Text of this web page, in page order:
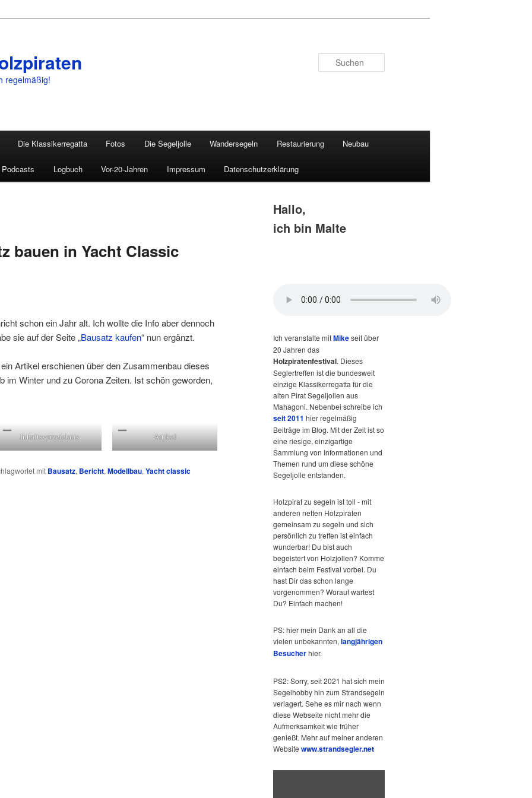
regelmäßig!
Die Klassikerregatta Fotos Die Segeljolle Wandersegeln Restaurierung Neubau
Podcasts Logbuch Vor-20-Jahren Impressum Datenschutzerklärung
bauen in Yacht Classic
schon ein Jahr alt. Ich wollte die Info aber dennoch
sie auf der Seite „Bausatz kaufen“ nun ergänzt.
Artikel erschienen über den Zusammenbau dieses
im Winter und zu Corona Zeiten. Ist schön geworden,
Inhaltsverzeichnis Artikel
mit Bausatz, Bericht, Modellbau, Yacht classic
Hallo,
ich bin Malte
Ich veranstalte mitMikeseit über
20 Jahren das
Holzpiratenfestival. Dieses
Seglertreffen ist die bundesweit
einzige Klassikerregatta für die
alten Pirat Segeljollen aus
Mahagoni. Nebenbei schreibe ich
seit 2011 hier regelmäßig
Beiträge im Blog. Mit der Zeit ist so
eine riesige, einzigartige
Sammlung von Informationen und
Themen rund um diese schöne
Segeljolle entstanden.
Holzpirat zu segeln ist toll - mit
anderen netten Holzpiraten
gemeinsam zu segeln und sich
persönlich zu treffen ist einfach
wunderbar! Du bist auch
begeistert von Holzjollen? Komme
einfach beim Festival vorbei. Du
hast Dir das schon lange
vorgenommen? Worauf wartest
Du? Einfach machen!
PS: hier mein Dank an all die
vielen unbekannten,langjährigen
Besucherhier.
PS2: Sorry, seit 2021 hat sich mein
Segelhobby hin zum Strandsegeln
verlagert. Sehe es mir nach wenn
diese Webseite nicht mehr die
Aufmerksamkeit wie früher
genießt. Mehr auf meiner anderen
Website www.strandsegler.net